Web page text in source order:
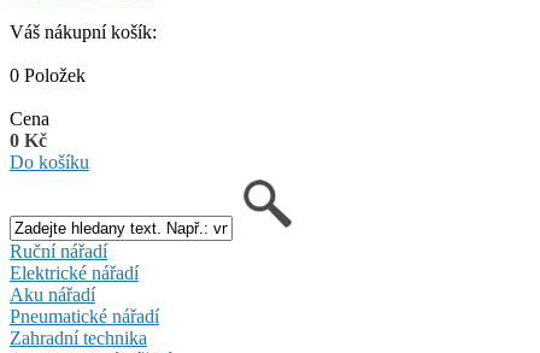
Váš nákupní košík:
0 Položek
Cena
0 Kč
Do košíku
Ruční nářadí
Elektrické nářadí
Aku nářadí
Pneumatické nářadí
Zahradní technika